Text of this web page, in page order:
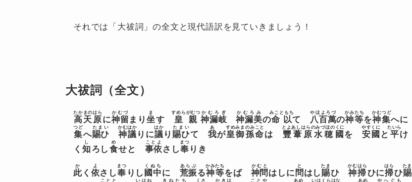
それでは「大祓詞」の全文と現代語訳を見ていきましょう！
大祓詞（全文）
高天原
たかまのはら
に神留
かむづ
まり 坐
ま
す 皇親
すめらがむつ
神漏岐
かむろぎ
神漏美
かむろみ
の命以
みこともち
て 八百萬
やほよろづ
の神等
かみたち
を神集
かむつど
へに
集
つど
へ賜ひ
たまい
神議
かむはか
りに議
はか
り 賜ひ
たまい
て 我
あ
が皇御孫命
すめみまのみこと
は 豐葦原水穂國
とよあしはらのみづほのくに
を 安國
やすくに
と 平
たいら
け
く 知
し
ろし 食
め
せと 事依
ことよ
さし奉
まつ
りき
此
か
く 依
よ
さし奉
まつ
りし 國中
くぬち
に 荒振
あらぶ
る神等
かみたち
をば 神問
かむと
は しに 問
と
はし 賜
たま
ひ 神掃
かむはら
ひに掃
はら
ひ賜
たま
ことと いはね きねたち くさ かきは ことや あめ いはくら はな あめ やへぐも